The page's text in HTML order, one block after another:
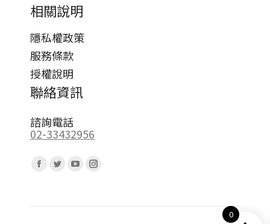
相關說明
隱私權政策
服務條款
授權說明
聯絡資訊
諮詢電話
02-33432956
Facebook
opens
Twitter
opens
YouTube
opens
Instagram
opens
0